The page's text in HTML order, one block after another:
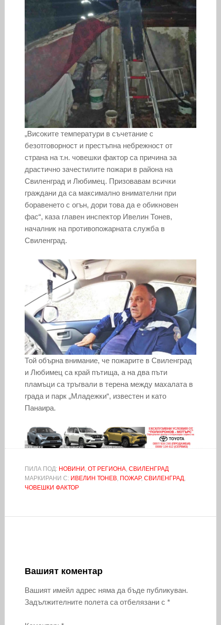
„Високите температури в съчетание с
безотговорност и престъпна небрежност от
страна на т.н. човешки фактор са причина за
драстично зачестилите пожари в района на
Свиленград и Любимец. Призовавам всички
граждани да са максимално внимателни при
боравенето с огън, дори това да е обикновен
фас“, каза главен инспектор Ивелин Тонев,
началник на противопожарната служба в
Свиленград.
Той обърна внимание, че пожарите в Свиленград
и Любимец са край пътища, а на два пъти
пламъци са тръгвали в терена между махалата в
града и парк „Младежки“, известен и като
Панаира.
ПИЛА ПОД: НОВИНИ , ОТ РЕГИОНА, СВИЛЕНГРАД
МАРКИРАНИ С: ИВЕЛИН ТОНЕВ, ПОЖАР, СВИЛЕНГРАД,
ЧОВЕШКИ ФАКТОР
Вашият коментар
Вашият имейл адрес няма да бъде публикуван.
Задължителните полета са отбелязани с *